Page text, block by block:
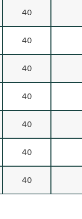
40
40
40
40
40
40
40